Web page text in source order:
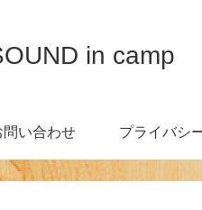
in camp
問い合わせ プライバシ